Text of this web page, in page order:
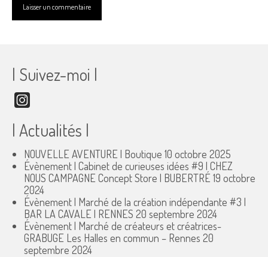
| Suivez-moi |
| Actualités |
NOUVELLE AVENTURE | Boutique 10 octobre 2025
Évènement | Cabinet de curieuses idées #9 | CHEZ
NOUS CAMPAGNE Concept Store | BUBERTRÉ 19 octobre
2024
Évènement | Marché de la création indépendante #3 |
BAR LA CAVALE | RENNES 20 septembre 2024
Évènement | Marché de créateurs et créatrices-
GRABUGE Les Halles en commun – Rennes 20
septembre 2024